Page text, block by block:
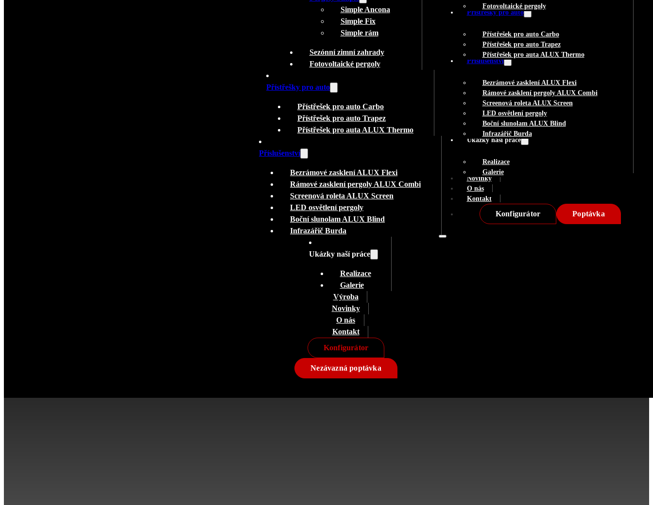
Fotovoltaické pergoly
Přístřešky pro auto
Přístřešek pro auto Carbo
Přístřešek pro auto Trapez
Přístřešek pro auta ALUX Thermo
Příslušenství
Bezrámové zasklení ALUX Flexi
Rámové zasklení pergoly ALUX Combi
Screenová roleta ALUX Screen
LED osvětlení pergoly
Boční slunolam ALUX Blind
Infrazářič Burda
Ukázky naší práce
Realizace
Galerie
Novinky
O nás
Kontakt
Konfigurátor Poptávka
Simple Ancona
Simple Fix
Simple rám
Sezónní zimní zahrady
Fotovoltaické pergoly
Přístřešky pro auto
Přístřešek pro auto Carbo
Přístřešek pro auto Trapez
Přístřešek pro auta ALUX Thermo
Příslušenství
Bezrámové zasklení ALUX Flexi
Rámové zasklení pergoly ALUX Combi
Screenová roleta ALUX Screen
LED osvětlení pergoly
Boční slunolam ALUX Blind
Infrazářič Burda
Ukázky naší práce
Realizace
Galerie
Výroba
Novinky
O nás
Kontakt
Konfigurátor
Nezávazná poptávka